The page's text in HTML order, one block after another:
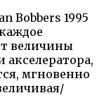
Bobbers 1995
величины
мгновенно